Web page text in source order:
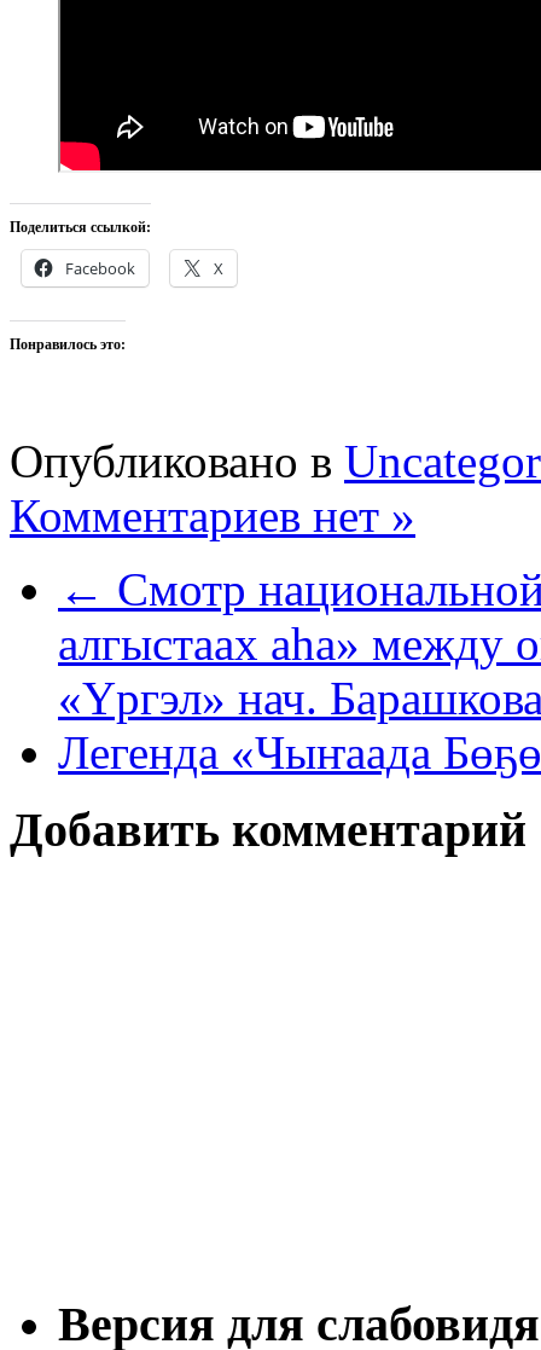
Поделиться ссылкой:
Facebook X
Понравилось это:
Опубликовано в
Комментариев нет »
← Смотр
алгыстаах аһа» между
«Үргэл» нач.
Легенда «Чыҥаада
Добавить комментарий
Версия для